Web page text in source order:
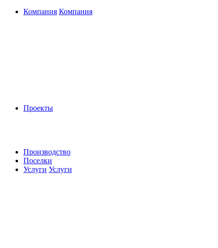
Компания Компания
Проекты
Производство
Поселки
Услуги Услуги